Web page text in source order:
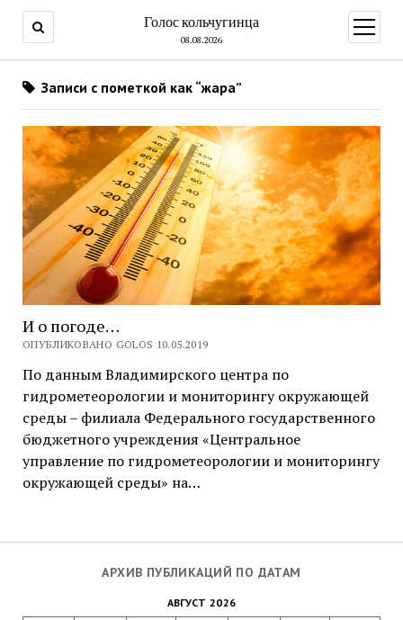
Голос кольчугинца
08.08.2026
меню
АРХИВ ПУБЛИКАЦИЙ ПО ДАТАМ
АВГУСТ 2026
Записи с пометкой как “жара”
И о погоде…
ОПУБЛИКОВАНО GOLOS 10.05.2019
По данным Владимирского центра по
гидрометеорологии и мониторингу окружающей
среды – филиала Федерального государственного
бюджетного учреждения «Центральное
управление по гидрометеорологии и мониторингу
окружающей среды» на…